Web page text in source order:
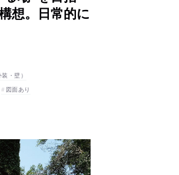
想。日常的に
・壁）
図面あり